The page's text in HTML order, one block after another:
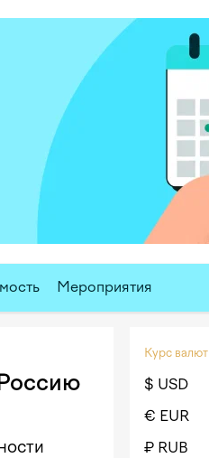
Мероприятия
Курс валют
$ USD
€ EUR
₽ RUB